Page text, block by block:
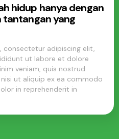
hidup hanya dengan
yang
adipiscing elit,
ut labore et dolore
veniam, quis nostrud
ut aliquip ex ea commodo
in reprehenderit in